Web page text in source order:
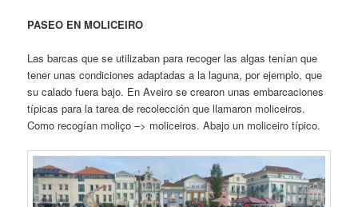
PASEO EN MOLICEIRO
Las barcas que se utilizaban para recoger las algas tenían que
tener unas condiciones adaptadas a la laguna, por ejemplo, que
su calado fuera bajo. En Aveiro se crearon unas embarcaciones
típicas para la tarea de recolección que llamaron moliceiros.
Como recogían moliço –> moliceiros. Abajo un moliceiro típico.